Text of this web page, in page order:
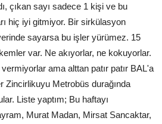
çıkan sayı sadece 1 kişi ve bu
hiç iyi gitmiyor. Bir sirkülasyon
sayarsa bu işler yürümez. 15
var. Ne akıyorlar, ne kokuyorlar.
ama alttan patır patır BAL'a
Zincirlikuyu Metrobüs durağında
Liste yaptım; Bu haftayı
Murat Madan, Mirsat Sancaktar,